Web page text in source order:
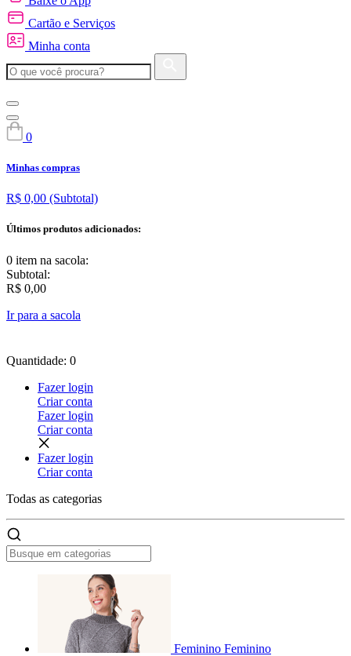
Cartão e Serviços
Minha conta
0
Minhas compras
R$ 0,00 (Subtotal)
Últimos produtos adicionados:
0 item na sacola:
Subtotal:
R$ 0,00
Ir para a sacola
Quantidade: 0
Fazer login
Criar conta
Fazer login
Criar conta
Fazer login
Criar conta
Todas as categorias
Feminino Feminino